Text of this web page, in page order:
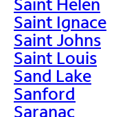
Saint Ignace
Saint Johns
Saint Louis
Sand Lake
Sanford
Saranac